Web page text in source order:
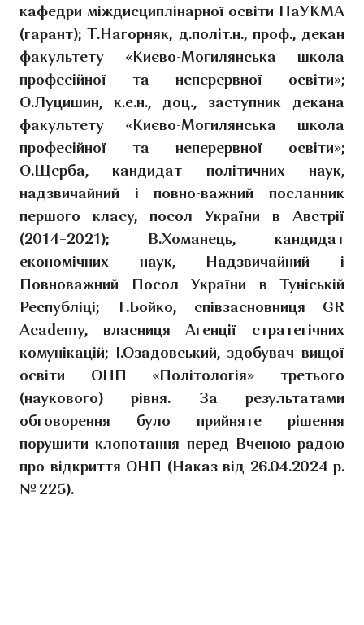
кафедри міждисциплінарної освіти НаУКМА
(гарант); Т.Нагорняк, д.політ.н., проф., декан
факультету «Києво-Могилянська школа
професійної та неперервної освіти»;
О.Луцишин, к.е.н., доц., заступник декана
факультету «Києво-Могилянська школа
професійної та неперервної освіти»;
О.Щерба, кандидат політичних наук,
надзвичайний і повно-важний посланник
першого класу, посол України в Австрії
(2014–2021); В.Хоманець, кандидат
економічних наук, Надзвичайний і
Повноважний Посол України в Туніській
Республіці; Т.Бойко, співзасновниця GR
Academy, власниця Агенції стратегічних
комунікацій; І.Озадовський, здобувач вищої
освіти ОНП «Політологія» третього
(наукового) рівня. За результатами
обговорення було прийняте рішення
порушити клопотання перед Вченою радою
про відкриття ОНП (Наказ від 26.04.2024 р.
№ 225).